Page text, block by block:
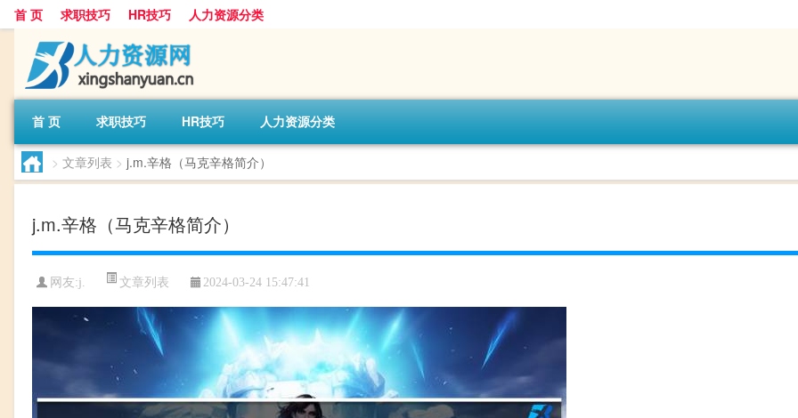
首 页 求职技巧 HR技巧 人力资源分类
首 页 求职技巧 HR技巧 人力资源分类
> 文章列表 > j.m.辛格（马克辛格简介）
j.m.辛格（马克辛格简介）
网友:j. 文章列表 2024-03-24 15:47:41